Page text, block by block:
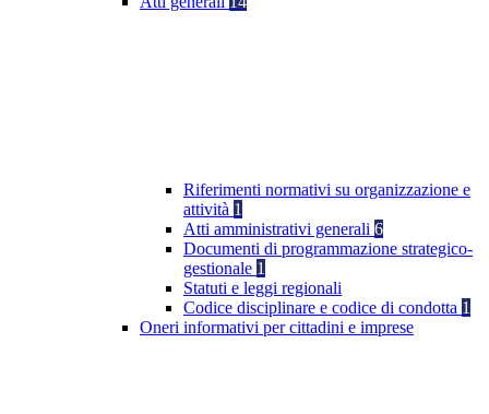
Riferimenti normativi su organizzazione e
attività 1
Atti amministrativi generali 6
Documenti di programmazione strategico-
gestionale 1
Statuti e leggi regionali
Codice disciplinare e codice di condotta 1
Oneri informativi per cittadini e imprese